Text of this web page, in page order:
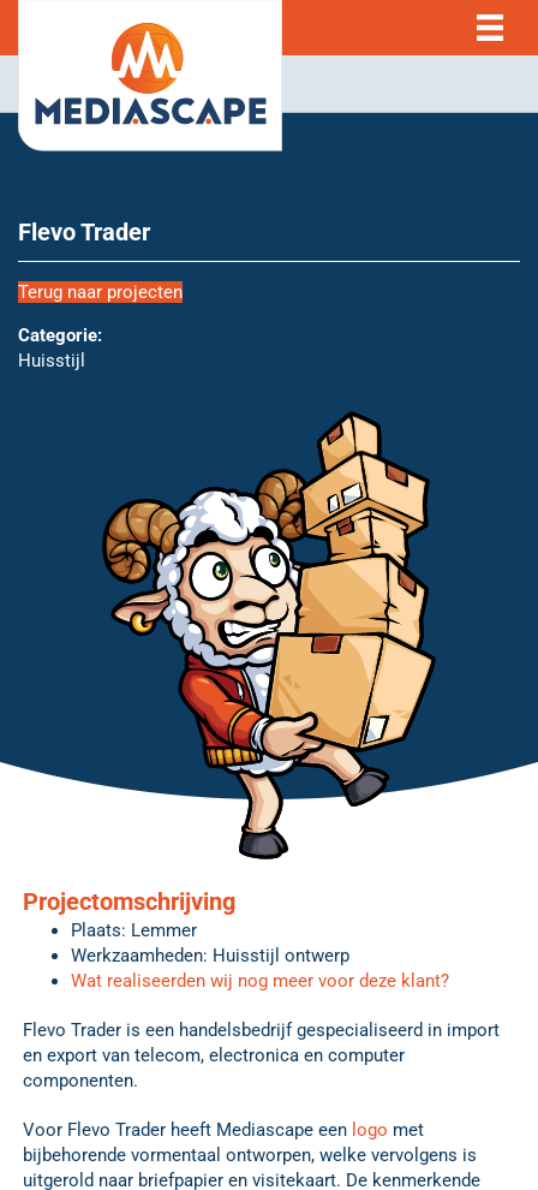
Flevo Trader
Terug naar projecten
Categorie:
Huisstijl
Projectomschrijving
Plaats: Lemmer
Werkzaamheden: Huisstijl ontwerp
Wat realiseerden wij nog meer voor deze klant?
Flevo Trader is een handelsbedrijf gespecialiseerd in import
en export van telecom, electronica en computer
componenten.
Voor Flevo Trader heeft Mediascape een logo met
bijbehorende vormentaal ontworpen, welke vervolgens is
uitgerold naar briefpapier en visitekaart. De kenmerkende